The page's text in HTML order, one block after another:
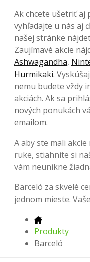
Ak chcete ušetriť aj
vyhľadajte u nás aj
našej stránke
Zaujímavé akcie
Ashwagandha,
Hurmikaki.
nemu budete vždy
akciách. Ak sa
nových ponukách
emailom.
A aby ste mali
ruke, stiahnite si
vám neunikne
Barceló za skvelé
jednom mieste.
Produkty
Barceló